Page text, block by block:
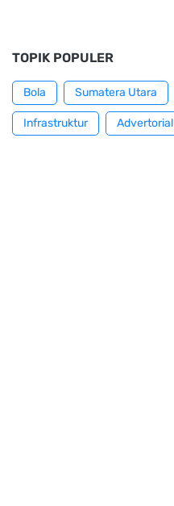
TOPIK POPULER
Bola Sumatera Utara
Infrastruktur Advertorial